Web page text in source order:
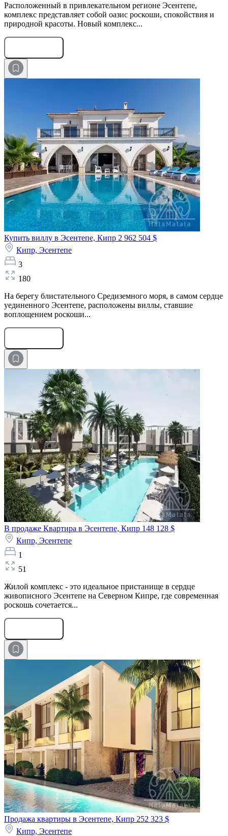
Расположенный в привлекательном регионе Эсентепе,
комплекс представляет собой оазис роскоши, спокойствия и
природной красоты. Новый комплекс...
Купить виллу в Эсентепе, Кипр 2 962 504 $
Кипр, Эсентепе
3
180
На берегу блистательного Средиземного моря, в самом сердце
уединенного Эсентепе, расположены виллы, ставшие
воплощением роскоши...
В продаже Квартира в Эсентепе, Кипр 148 128 $
Кипр, Эсентепе
1
51
Жилой комплекс - это идеальное пристанище в сердце
живописного Эсентепе на Северном Кипре, где современная
роскошь сочетается...
Продажа квартиры в Эсентепе, Кипр 252 323 $
Кипр, Эсентепе